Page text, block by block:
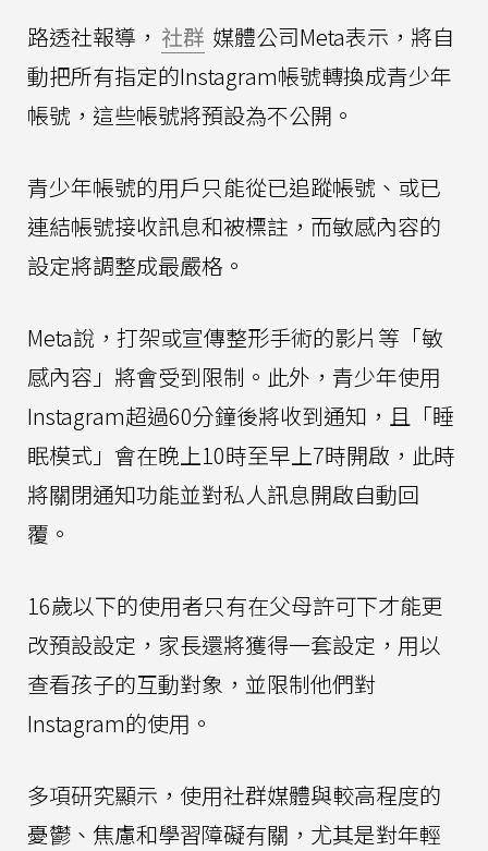
路透社報導， 社群 媒體公司Meta表示，將自
動把所有指定的Instagram帳號轉換成青少年
帳號，這些帳號將預設為不公開。
青少年帳號的用戶只能從已追蹤帳號、或已
連結帳號接收訊息和被標註，而敏感內容的
設定將調整成最嚴格。
Meta說，打架或宣傳整形手術的影片等「敏
感內容」將會受到限制。此外，青少年使用
Instagram超過60分鐘後將收到通知，且「睡
眠模式」會在晚上10時至早上7時開啟，此時
將關閉通知功能並對私人訊息開啟自動回
覆。
16歲以下的使用者只有在父母許可下才能更
改預設設定，家長還將獲得一套設定，用以
查看孩子的互動對象，並限制他們對
Instagram的使用。
多項研究顯示，使用社群媒體與較高程度的
憂鬱、焦慮和學習障礙有關，尤其是對年輕